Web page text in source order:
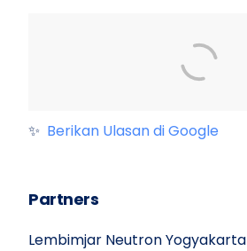
✨ Berikan Ulasan di Google
Partners
Lembimjar Neutron Yogyakarta